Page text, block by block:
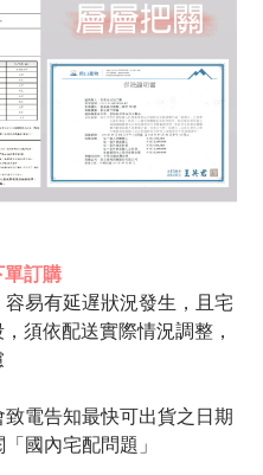
訂購
易有延遅狀況發生，且宅
須依配送實際情況調整，
電告知最快可出貨之日期
「國內宅配問題 」